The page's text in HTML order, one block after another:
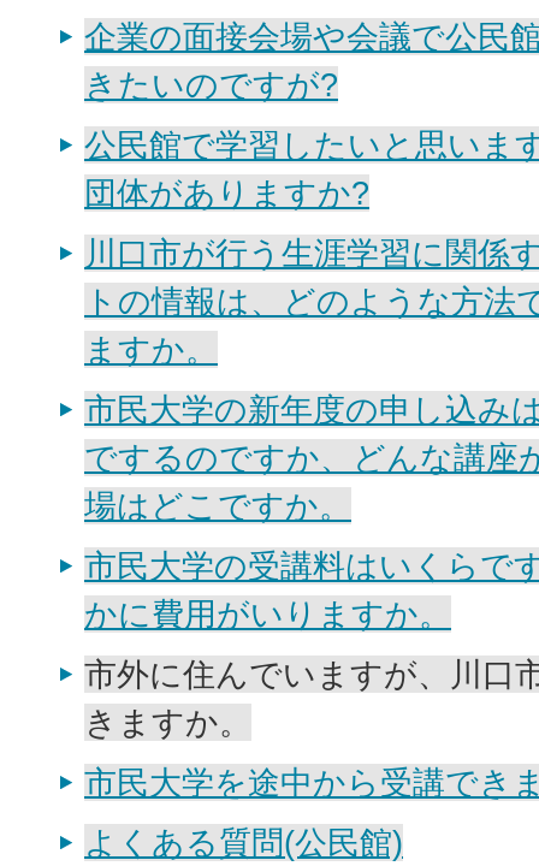
企業の面接会場や会議で公民
きたいのですが?
公民館で学習したいと思いま
団体がありますか?
川口市が行う生涯学習に関係
トの情報は、どのような方法
ますか。
市民大学の新年度の申し込み
でするのですか、どんな講座
場はどこですか。
市民大学の受講料はいくらで
かに費用がいりますか。
市外に住んでいますが、川口
きますか。
市民大学を途中から受講でき
よくある質問(公民館)